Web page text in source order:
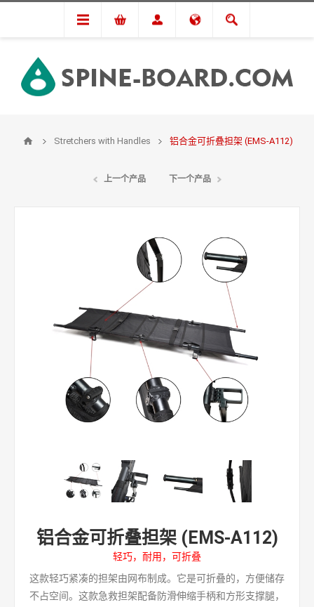
Stretchers with Handles 铝合金可折叠担架 (EMS-A112)
上一个产品 下一个产品
铝合金可折叠担架 (EMS-A112)
轻巧，耐用，可折叠
这款轻巧紧凑的担架由网布制成。它是可折叠的，方便储存
不占空间。这款急救担架配备防滑伸缩手柄和方形支撑腿，